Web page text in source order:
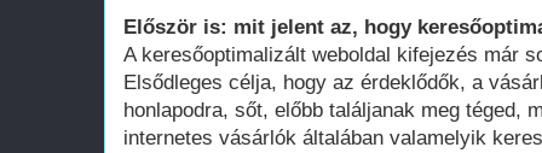
Először is: mit jelent az, hogy
A keresőoptimalizált weboldal kifejezés már
Elsődleges célja, hogy az érdeklődők, a
honlapodra, sőt, előbb találjanak meg téged,
internetes vásárlók általában valamelyik